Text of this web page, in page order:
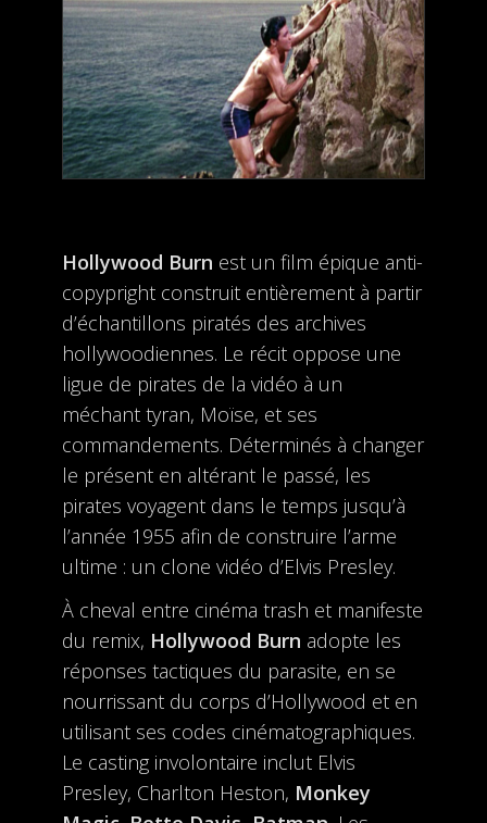
Hollywood Burn est un film épique anti-
copypright construit entièrement à partir
d’échantillons piratés des archives
hollywoodiennes. Le récit oppose une
ligue de pirates de la vidéo à un
méchant tyran, Moïse, et ses
commandements. Déterminés à changer
le présent en altérant le passé, les
pirates voyagent dans le temps jusqu’à
l’année 1955 afin de construire l’arme
ultime : un clone vidéo d’Elvis Presley.
À cheval entre cinéma trash et manifeste
du remix, Hollywood Burn adopte les
réponses tactiques du parasite, en se
nourrissant du corps d’Hollywood et en
utilisant ses codes cinématographiques.
Le casting involontaire inclut Elvis
Presley, Charlton Heston, Monkey